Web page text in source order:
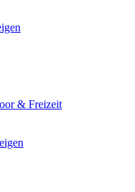
& Freizeit